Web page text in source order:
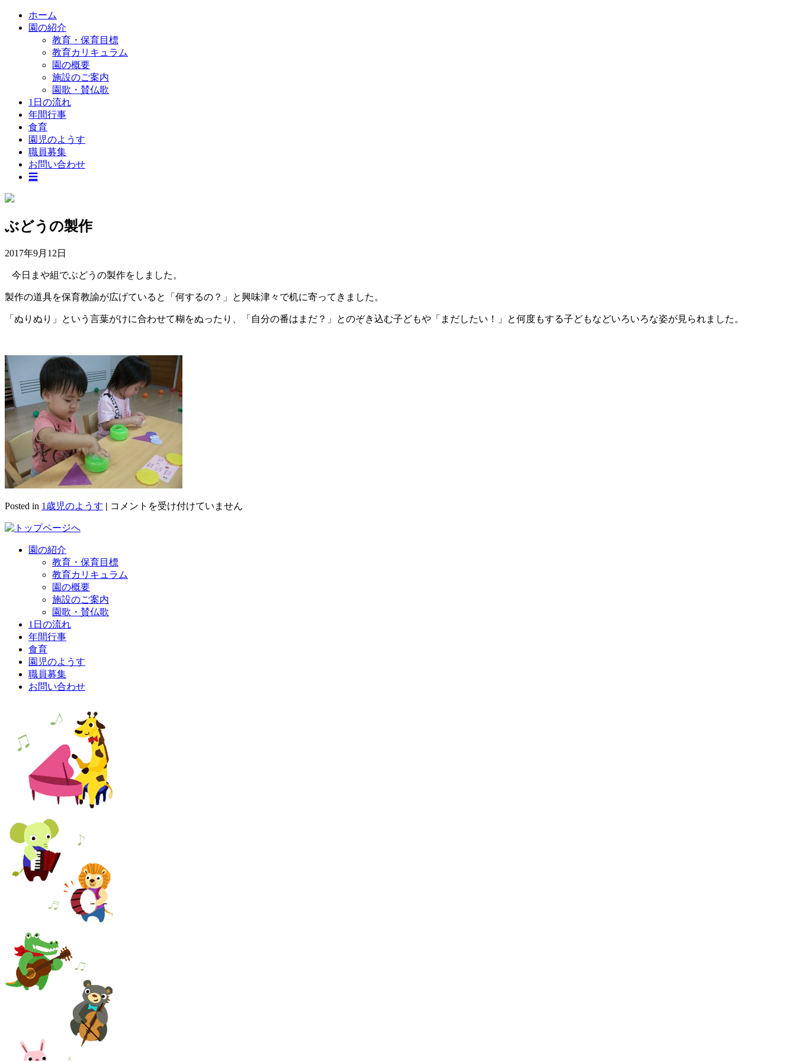
ホーム
園の紹介
教育・保育目標
教育カリキュラム
園の概要
施設のご案内
園歌・賛仏歌
1日の流れ
年間行事
食育
園児のようす
職員募集
お問い合わせ
☰
ぶどうの製作
2017年9月12日
今日まや組でぶどうの製作をしました。
製作の道具を保育教諭が広げていると「何するの？」と興味津々で机に寄ってきました。
「ぬりぬり」という言葉がけに合わせて糊をぬったり、「自分の番はまだ？」とのぞき込む子どもや「まだしたい！」と何度もする子どもなどいろいろな姿が見られました。
Posted in 1歳児のようす | ぶ
作
は
コメントを受け付けていません
園の紹介
教育・保育目標
教育カリキュラム
園の概要
施設のご案内
園歌・賛仏歌
1日の流れ
年間行事
食育
園児のようす
職員募集
お問い合わせ